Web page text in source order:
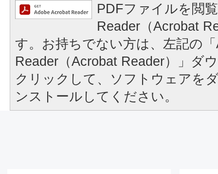
PDFファイルを閲
Reader（Acrobat
す。お持ちでない方は、左記の
Reader（Acrobat Reader）」ダ
クリックして、ソフトウェアを
ンストールしてください。